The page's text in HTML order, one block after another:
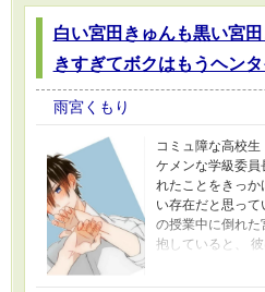
白い宮田きゅんも黒い宮
きすぎてボクはもうヘンタ
雨宮くもり
コミュ障な高校
ケメンな学級委員
れたことをきっか
い存在だと思っ
の授業中に倒れ
抱していると、
くなり── 熱暴走